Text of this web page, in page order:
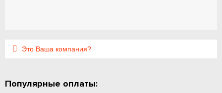
Это Ваша компания?
Популярные оплаты: